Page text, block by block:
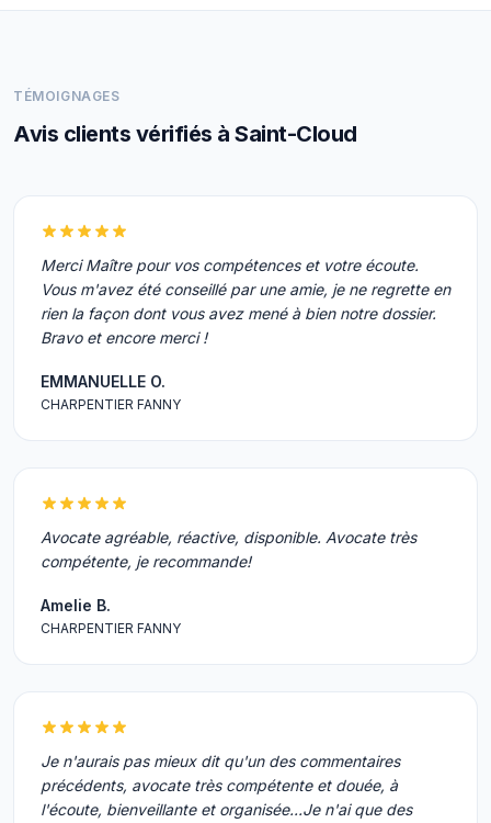
TÉMOIGNAGES
Avis clients vérifiés à Saint-Cloud
Merci Maître pour vos compétences et votre écoute.
Vous m'avez été conseillé par une amie, je ne regrette en
rien la façon dont vous avez mené à bien notre dossier.
Bravo et encore merci !
EMMANUELLE O.
CHARPENTIER FANNY
Avocate agréable, réactive, disponible. Avocate très
compétente, je recommande!
Amelie B.
CHARPENTIER FANNY
Je n'aurais pas mieux dit qu'un des commentaires
précédents, avocate très compétente et douée, à
l'écoute, bienveillante et organisée...Je n'ai que des